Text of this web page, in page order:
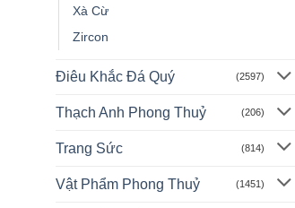
Xà Cừ
Zircon
Điêu Khắc Đá Quý (2597)
Thạch Anh Phong Thuỷ (206)
Trang Sức (814)
Vật Phẩm Phong Thuỷ (1451)